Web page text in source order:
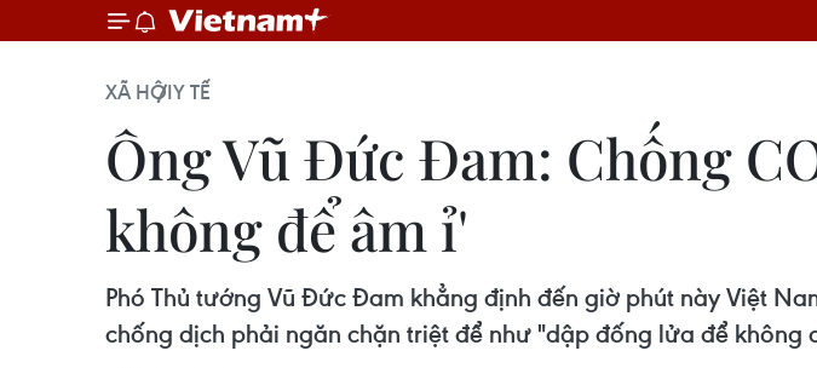
XÃ HỘIY TẾ
Ông Vũ Đức Đam: Chống
không để âm ỉ'
Phó Thủ tướng Vũ Đức Đam khẳng định đến giờ phút này Việt
chống dịch phải ngăn chặn triệt để như "dập đống lửa để không